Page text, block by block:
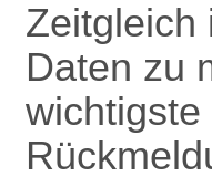
Zeitgleich
Daten zu